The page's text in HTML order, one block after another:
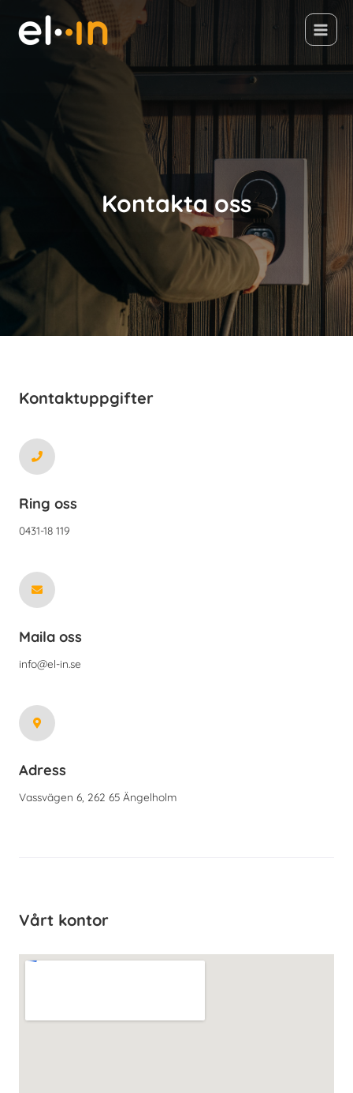
Kontakta oss
Kontaktuppgifter
Ring oss
0431-18 119
Maila oss
info@el-in.se
Adress
Vassvägen 6, 262 65 Ängelholm
Vårt kontor